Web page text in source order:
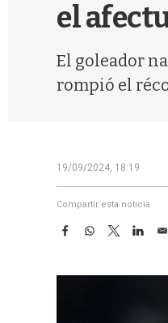
el
El goleador
rompió el
19/09/2024, 18:19
Compartir esta noticia
F
e
W
t
T
w
t
L
k
E
i